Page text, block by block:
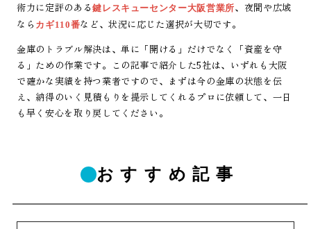
術力に定評のある鍵レスキューセンター大阪営業所、夜間や広域
なら カギ110番など、状況に応じた選択が大切です。
金庫のトラブル解決は、単に「開ける」だけでなく「資産を守
る」ための作業です。この記事で紹介した5社は、いずれも大阪
で確かな実績を持つ業者ですので、まずは今の金庫の状態を伝
え、納得のいく見積もりを提示してくれるプロに依頼して、一日
も早く安心を取り戻してください。
おすすめ記事